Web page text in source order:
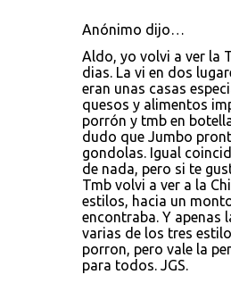
Anónimo dijo…
Aldo, yo volvi a ver la
dias. La vi en dos
eran unas casas
quesos y alimentos
porrón y tmb en
dudo que Jumbo
gondolas. Igual
de nada, pero si te
Tmb volvi a ver a la
estilos, hacia un
encontraba. Y apenas
varias de los tres
porron, pero vale la
para todos. JGS.